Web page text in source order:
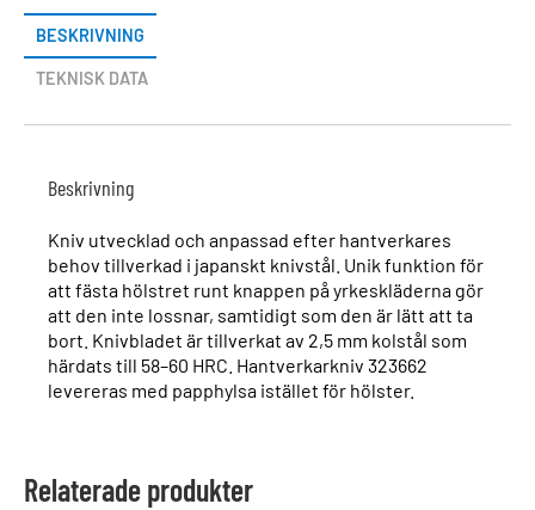
BESKRIVNING
TEKNISK DATA
Beskrivning
Kniv utvecklad och anpassad efter hantverkares
behov tillverkad i japanskt knivstål. Unik funktion för
att fästa hölstret runt knappen på yrkeskläderna gör
att den inte lossnar, samtidigt som den är lätt att ta
bort. Knivbladet är tillverkat av 2,5 mm kolstål som
härdats till 58–60 HRC. Hantverkarkniv 323662
levereras med papphylsa istället för hölster.
Relaterade produkter